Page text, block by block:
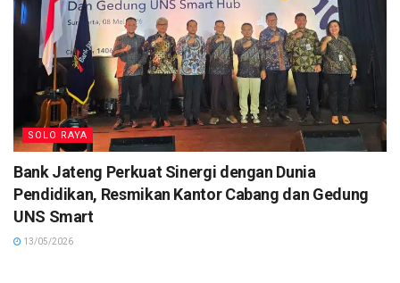
SOLO RAYA
Bank Jateng Perkuat Sinergi dengan Dunia
Pendidikan, Resmikan Kantor Cabang dan Gedung
UNS Smart
13/05/2026